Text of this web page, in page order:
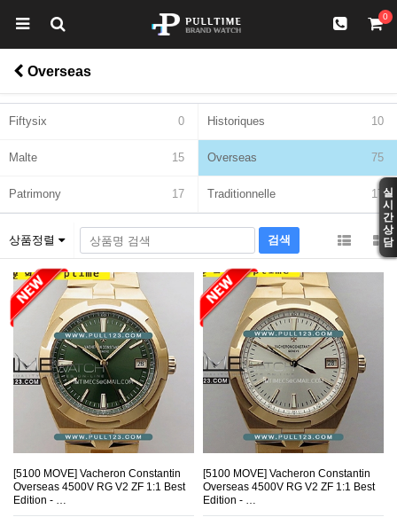
실
시
간
상
담
0
Overseas
Fiftysix 0 Historiques 10
Malte 15 Overseas 75
Patrimony 17 Traditionnelle 17
상품정렬
[5100 MOVE] Vacheron Constantin
Overseas 4500V RG V2 ZF 1:1 Best
Edition - …
[5100 MOVE] Vacheron Constantin
Overseas 4500V RG V2 ZF 1:1 Best
Edition - …